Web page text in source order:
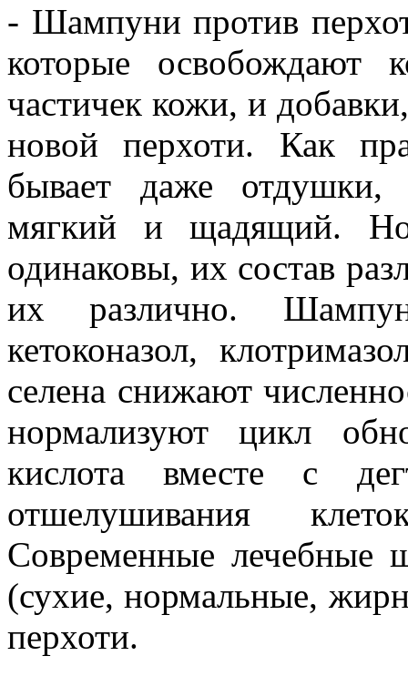
- Шампуни против
которые освобождают
частичек кожи, и
новой перхоти. Как
бывает даже
мягкий и щадящий.
одинаковы, их состав
их различно.
кетоконазол,
селена снижают
нормализуют цикл
кислота вместе с
отшелушивания
Современные лечебные
(сухие, нормальные,
перхоти.